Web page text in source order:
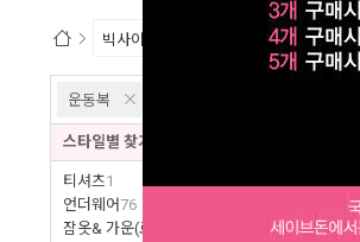
운동복
스타일별 찾기
티셔츠1
언더웨어 76
잠옷& 가운(로브)